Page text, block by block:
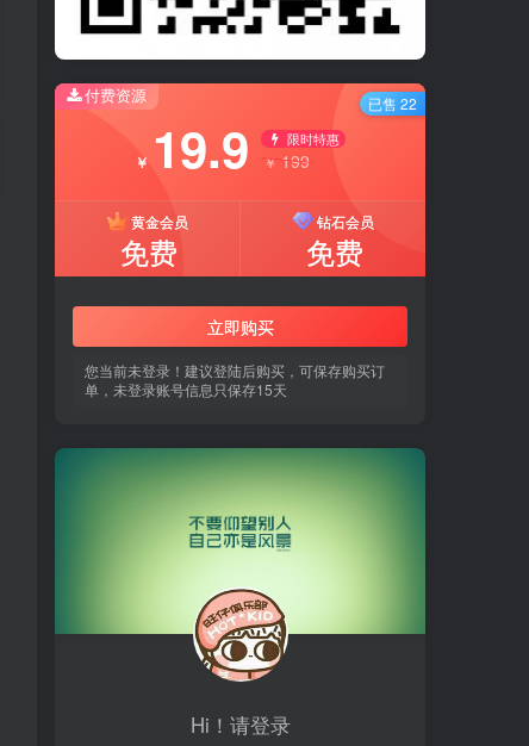
付费资源
￥ 19.9 限时特惠
￥ 199
黄金会员
免费
钻石会员
免费
立即购买
您当前未登录！建议登陆后购买，可保存购买订
单，未登录账号信息只保存15天
已售 22
Hi！请登录